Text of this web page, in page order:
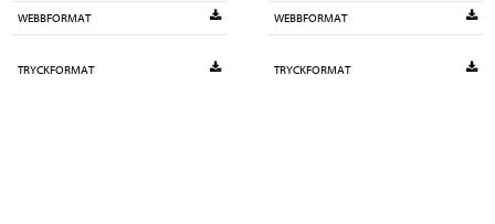
WEBBFORMAT
TRYCKFORMAT
WEBBFORMAT
TRYCKFORMAT